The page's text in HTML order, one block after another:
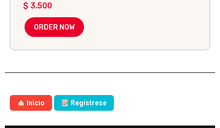
$ 3.500
ORDER NOW
Inicio Regístrese